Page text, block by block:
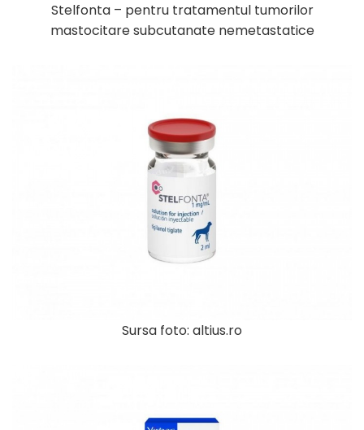
Stelfonta – pentru tratamentul tumorilor
mastocitare subcutanate nemetastatice
Sursa foto: altius.ro